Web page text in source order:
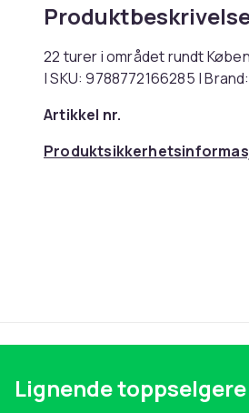
22 turer i området rundt
| SKU: 9788772166285 |
Artikkel nr.
Lignende toppselgere